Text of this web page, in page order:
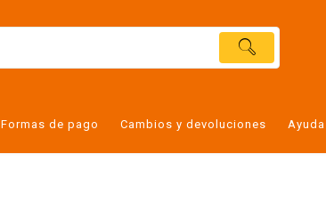
Formas de pago Cambios y devoluciones Ayuda